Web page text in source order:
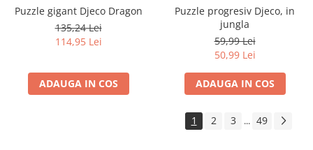
Puzzle gigant Djeco Dragon
135,24 Lei
114,95 Lei
ADAUGA IN COS
Puzzle progresiv Djeco, in
jungla
59,99 Lei
50,99 Lei
ADAUGA IN COS
1 2 3 ... 49